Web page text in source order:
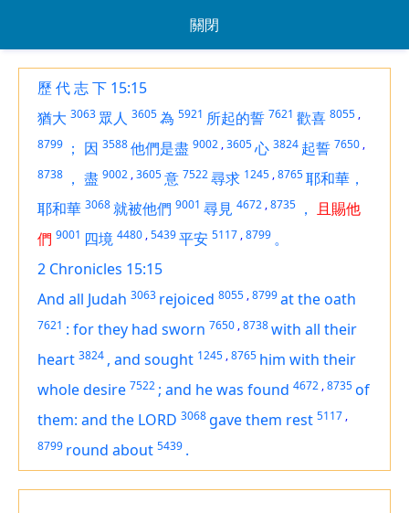
關閉
歷 代 志 下 15:15
猶大 3063 眾人 3605為 5921 所起的誓 7621 歡喜 8055 ,
8799 ； 因 3588他們是盡 9002 ,3605心 3824 起誓 7650 ,
8738 ， 盡 9002 ,3605意 7522尋求 1245 ,8765耶和華，
耶和華 3068就被他們 9001 尋見 4672 ,8735 ，
且賜他
們 9001 四境 4480 ,5439平安 5117 ,8799 。
2 Chronicles 15:15
And all Judah 3063 rejoiced 8055 ,8799at the oath
7621 : for they had sworn 7650 ,8738with all their
heart 3824 , and sought 1245 ,8765 him with their
whole desire 7522 ; and he was found 4672 ,8735of
them: and the LORD 3068 gave them rest 5117 ,
8799 round about 5439 .